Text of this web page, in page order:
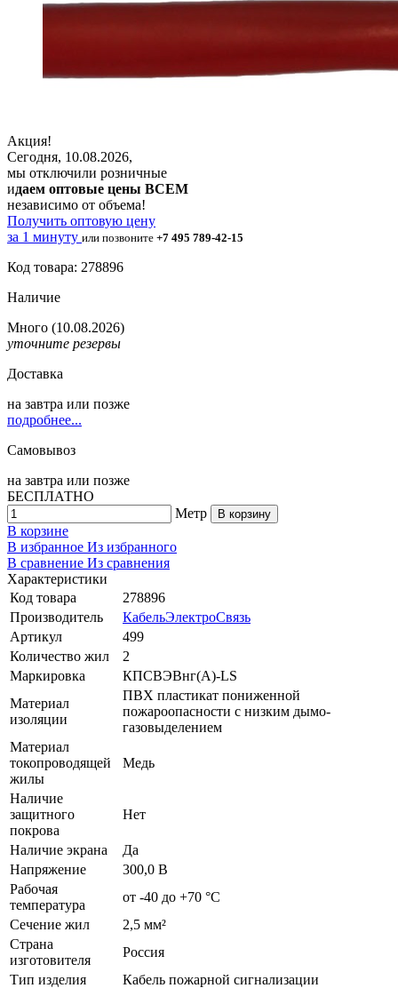
Акция!
Сегодня, 10.08.2026,
мы отключили розничные
идаем оптовые цены ВСЕМ
независимо от объема!
Получить оптовую цену
за 1 минуту или позвоните +7 495 789-42-15
Код товара: 278896
Наличие
Много (10.08.2026)
уточните резервы
Доставка
на завтра или позже
подробнее...
Самовывоз
на завтра или позже
БЕСПЛАТНО
Метр
В корзину
В корзине
В избранное Из избранного
В сравнение Из сравнения
Характеристики
Код товара
278896
Производитель
КабельЭлектроСвязь
Артикул
499
Количество жил
2
Маркировка
КПСВЭВнг(A)-LS
Материал
изоляции
ПВХ пластикат пониженной
пожароопасности с низким дымо-
газовыделением
Материал
токопроводящей
жилы
Медь
Наличие
защитного
покрова
Нет
Наличие экрана
Да
Напряжение
300,0 В
Рабочая
температура
от -40 до +70 °C
Сечение жил
2,5 мм²
Страна
изготовителя
Россия
Тип изделия
Кабель пожарной сигнализации